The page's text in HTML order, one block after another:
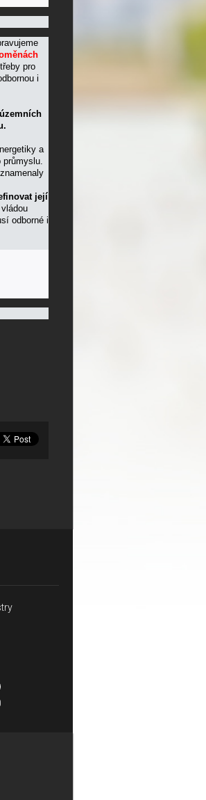
pro
i
a
průmyslu.
její
odborné i